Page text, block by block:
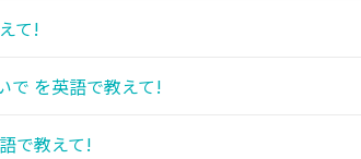
て!
で を英語で教えて!
で教えて!